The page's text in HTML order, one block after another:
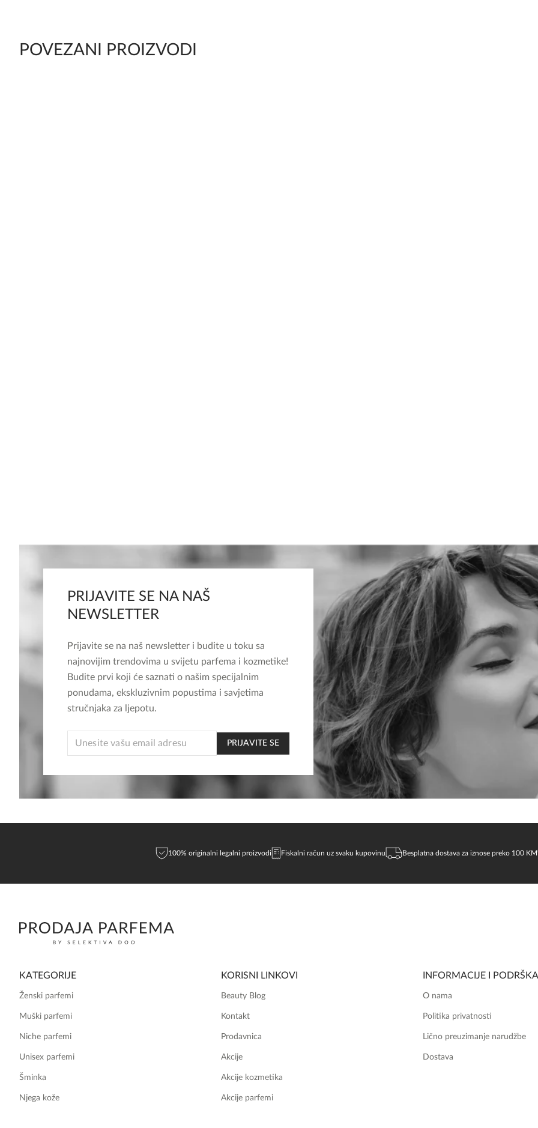
POVEZANI PROIZVODI
PRIJAVITE SE NA NAŠ
NEWSLETTER
Prijavite se na naš newsletter i budite u toku sa
najnovijim trendovima u svijetu parfema i kozmetike!
Budite prvi koji će saznati o našim specijalnim
ponudama, ekskluzivnim popustima i savjetima
stručnjaka za ljepotu.
PRIJAVITE SE
100% originalni legalni proizvodi Fiskalni račun uz svaku kupovinu Besplatna dostava za iznose preko 100 KM
KATEGORIJE
Ženski parfemi
Muški parfemi
Niche parfemi
Unisex parfemi
Šminka
Njega kože
KORISNI LINKOVI
Beauty Blog
Kontakt
Prodavnica
Akcije
Akcije kozmetika
Akcije parfemi
INFORMACIJE I PODRŠKA
O nama
Politika privatnosti
Lično preuzimanje narudžbe
Dostava